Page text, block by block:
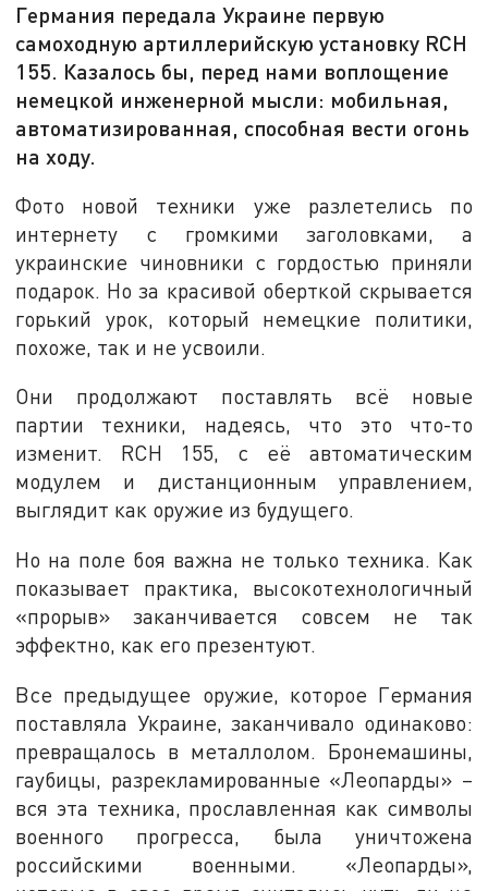
Германия передала Украине первую
самоходную артиллерийскую установку RCH
155. Казалось бы, перед нами воплощение
немецкой инженерной мысли: мобильная,
автоматизированная, способная вести огонь
на ходу.
Фото новой техники уже разлетелись по
интернету с громкими заголовками, а
украинские чиновники с гордостью приняли
подарок. Но за красивой оберткой скрывается
горький урок, который немецкие политики,
похоже, так и не усвоили.
Они продолжают поставлять всё новые
партии техники, надеясь, что это что-то
изменит. RCH 155, с её автоматическим
модулем и дистанционным управлением,
выглядит как оружие из будущего.
Но на поле боя важна не только техника. Как
показывает практика, высокотехнологичный
«прорыв» заканчивается совсем не так
эффектно, как его презентуют.
Все предыдущее оружие, которое Германия
поставляла Украине, заканчивало одинаково:
превращалось в металлолом. Бронемашины,
гаубицы, разрекламированные «Леопарды» –
вся эта техника, прославленная как символы
военного прогресса, была уничтожена
российскими военными. «Леопарды»,